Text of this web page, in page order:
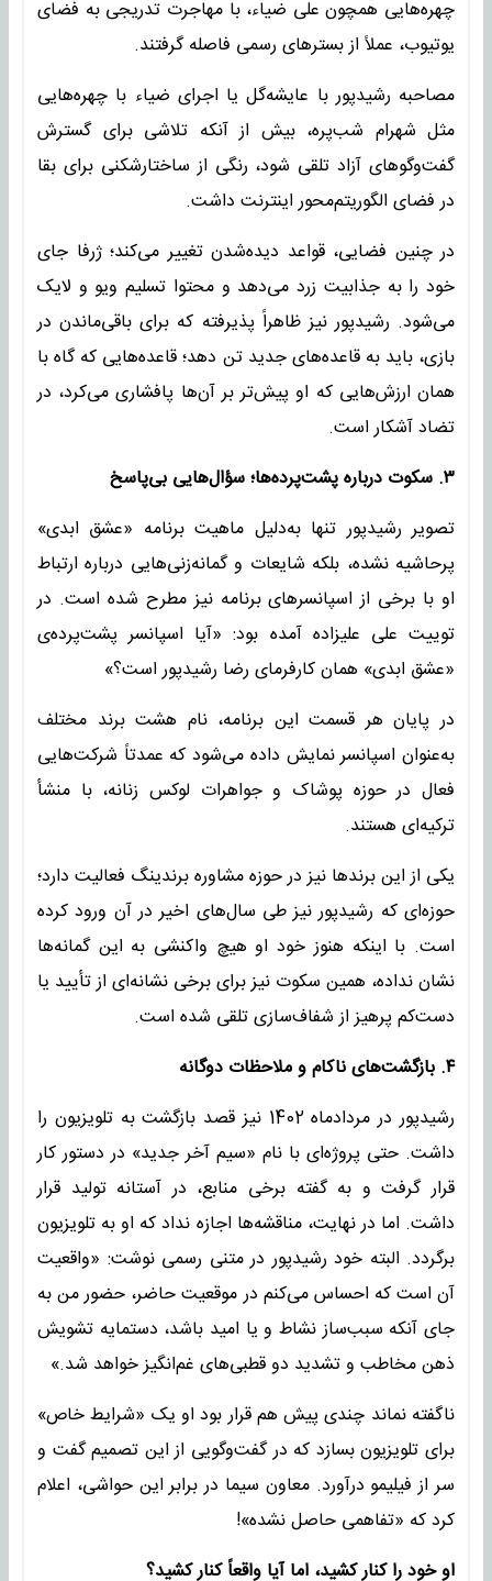
چهره‌هایی همچون علی ضیاء، با مهاجرت تدریجی به فضای
یوتیوب، عملاً از بسترهای رسمی فاصله گرفتند.
مصاحبه رشیدپور با عایشه‌گل یا اجرای ضیاء با چهره‌هایی
مثل شهرام شب‌پره، بیش از آنکه تلاشی برای گسترش
گفت‌وگوهای آزاد تلقی شود، رنگی از ساختارشکنی برای بقا
در فضای الگوریتم‌محور اینترنت داشت.
در چنین فضایی، قواعد دیده‌شدن تغییر می‌کند؛ ژرفا جای
خود را به جذابیت زرد می‌دهد و محتوا تسلیم ویو و لایک
می‌شود. رشیدپور نیز ظاهراً پذیرفته که برای باقی‌ماندن در
بازی، باید به قاعده‌های جدید تن دهد؛ قاعده‌هایی که گاه با
همان ارزش‌هایی که او پیش‌تر بر آن‌ها پافشاری می‌کرد، در
تضاد آشکار است.
۳. سکوت درباره پشت‌پرده‌ها؛ سؤال‌هایی بی‌پاسخ
تصویر رشیدپور تنها به‌دلیل ماهیت برنامه «عشق ابدی»
پرحاشیه نشده، بلکه شایعات و گمانه‌زنی‌هایی درباره ارتباط
او با برخی از اسپانسرهای برنامه نیز مطرح شده است. در
توییت علی علیزاده آمده بود: «آیا اسپانسر پشت‌پرده‌ی
«عشق ابدی» همان کارفرمای رضا رشیدپور است؟»
در پایان هر قسمت این برنامه، نام هشت برند مختلف
به‌عنوان اسپانسر نمایش داده می‌شود که عمدتاً شرکت‌هایی
فعال در حوزه پوشاک و جواهرات لوکس زنانه، با منشأ
ترکیه‌ای هستند.
یکی از این برندها نیز در حوزه مشاوره برندینگ فعالیت دارد؛
حوزه‌ای که رشیدپور نیز طی سال‌های اخیر در آن ورود کرده
است. با اینکه هنوز خود او هیچ واکنشی به این گمانه‌ها
نشان نداده، همین سکوت نیز برای برخی نشانه‌ای از تأیید یا
دست‌کم پرهیز از شفاف‌سازی تلقی شده است.
۴. بازگشت‌های ناکام و ملاحظات دوگانه
رشیدپور در مردادماه 1402 نیز قصد بازگشت به تلویزیون را
داشت. حتی پروژه‌ای با نام «سیم آخر جدید» در دستور کار
قرار گرفت و به گفته برخی منابع، در آستانه تولید قرار
داشت. اما در نهایت، مناقشه‌ها اجازه نداد که او به تلویزیون
برگردد. البته خود رشیدپور در متنی رسمی نوشت: «واقعیت
آن است که احساس می‌کنم در موقعیت حاضر، حضور من به
جای آنکه سبب‌ساز نشاط و یا امید باشد، دستمایه‌ تشویش
ذهن مخاطب و تشدید دو قطبی‌های غم‌انگیز خواهد شد.»
ناگفته نماند چندی پیش هم قرار بود او یک «شرایط خاص»
برای تلویزیون بسازد که در گفت‌وگویی از این تصمیم گفت و
سر از فیلیمو درآورد. معاون سیما در برابر این حواشی، اعلام
کرد که «تفاهمی حاصل نشده»!
او خود را کنار کشید، اما آیا واقعاً کنار کشید؟